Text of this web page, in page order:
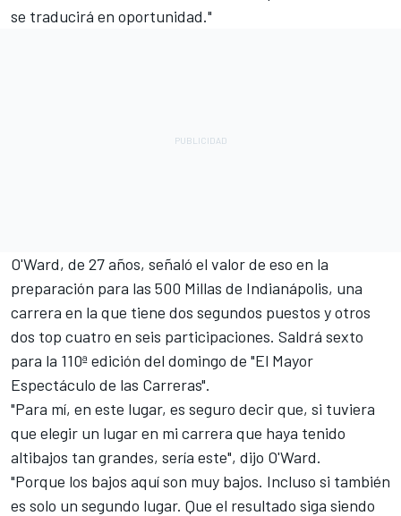
se traducirá en oportunidad."
O'Ward, de 27 años, señaló el valor de eso en la
preparación para las 500 Millas de Indianápolis, una
carrera en la que tiene dos segundos puestos y otros
dos top cuatro en seis participaciones. Saldrá sexto
para la 110ª edición del domingo de "El Mayor
Espectáculo de las Carreras".
"Para mí, en este lugar, es seguro decir que, si tuviera
que elegir un lugar en mi carrera que haya tenido
altibajos tan grandes, sería este", dijo O'Ward.
"Porque los bajos aquí son muy bajos. Incluso si también
es solo un segundo lugar. Que el resultado siga siendo